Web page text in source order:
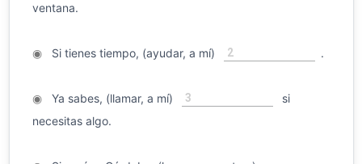
ventana.
◉Si tienes tiempo, (ayudar, a mí) 2 .
◉Ya sabes, (llamar, a mí) 3
si
necesitas algo.